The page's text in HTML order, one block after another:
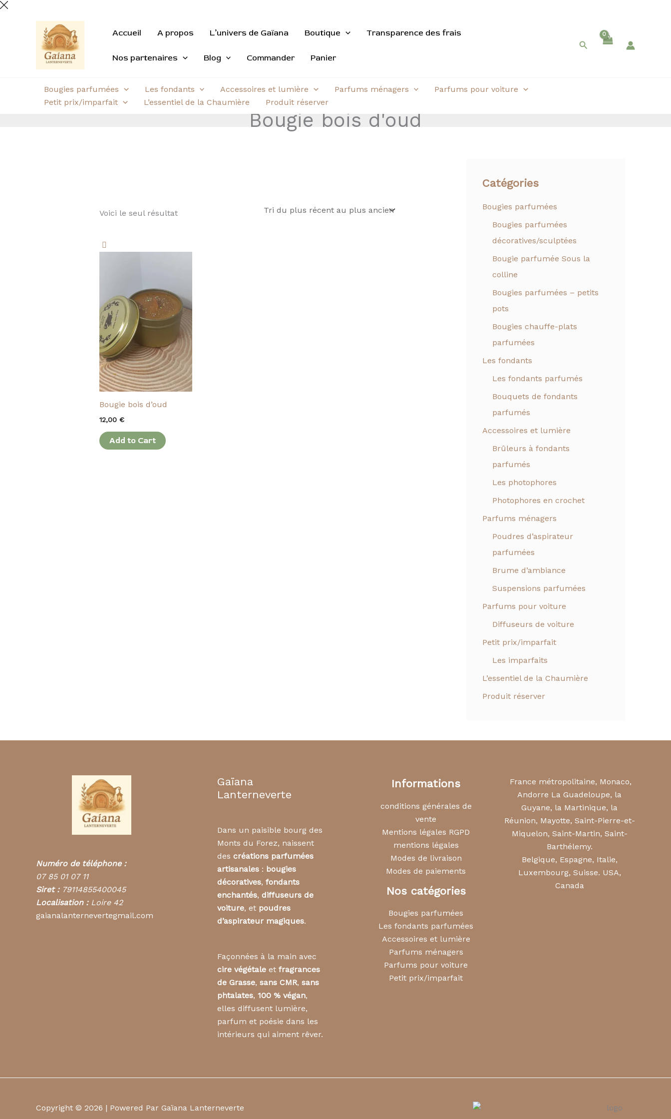
Aller
Accueil A propos L’univers de Gaïana Boutique Transparence des frais
Nos partenaires Blog Commander Panier
Rechercher
Bougies parfumées Les fondants Accessoires et lumière Parfums ménagers
Parfums pour voiture
Petit prix/imparfait
L’essentiel de la Chaumière Produit réserver
Bougie bois d'oud
Voici le seul résultat
Bougie bois d’oud
12,00 €
Add to Cart
Catégories
Bougies parfumées
Bougies parfumées
décoratives/sculptées
Bougie parfumée Sous la
colline
Bougies parfumées – petits
pots
Bougies chauffe-plats
parfumées
Les fondants
Les fondants parfumés
Bouquets de fondants
parfumés
Accessoires et lumière
Brûleurs à fondants
parfumés
Les photophores
Photophores en crochet
Parfums ménagers
Poudres d’aspirateur
parfumées
Brume d’ambiance
Suspensions parfumées
Parfums pour voiture
Diffuseurs de voiture
Petit prix/imparfait
Les imparfaits
L’essentiel de la Chaumière
Produit réserver
Numéro de téléphone :
07 85 01 07 11
Siret : 79114855400045
Localisation :Loire 42
gaianalanternevertegmail.com
Gaïana
Lanterneverte
Dans un paisible bourg des
Monts du Forez, naissent
des créations parfumées
artisanales: bougies
décoratives, fondants
enchantés, diffuseurs de
voiture, et poudres
d’aspirateur magiques.
Façonnées à la main avec
cire végétaleet fragrances
de Grasse, sans CMR, sans
phtalates, 100 % végan,
elles diffusent lumière,
parfum et poésie dans les
intérieurs qui aiment rêver.
Informations
conditions générales de
vente
Mentions légales RGPD
mentions légales
Modes de livraison
Modes de paiements
Nos catégories
Bougies parfumées
Les fondants parfumées
Accessoires et lumière
Parfums ménagers
Parfums pour voiture
Petit prix/imparfait
France métropolitaine, Monaco,
Andorre La Guadeloupe, la
Guyane, la Martinique, la
Réunion, Mayotte, Saint-Pierre-et-
Miquelon, Saint-Martin, Saint-
Barthélemy.
Belgique, Espagne, Italie,
Luxembourg, Suisse. USA,
Canada
Copyright © 2026 | Powered Par Gaïana Lanterneverte